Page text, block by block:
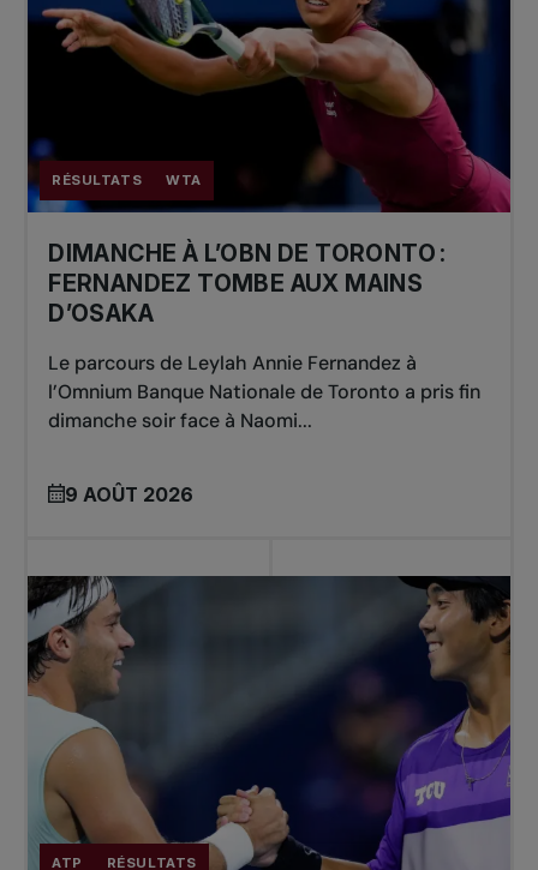
RÉSULTATS WTA
DIMANCHE À L’OBN DE TORONTO :
FERNANDEZ TOMBE AUX MAINS
D’OSAKA
Le parcours de Leylah Annie Fernandez à
l’Omnium Banque Nationale de Toronto a pris fin
dimanche soir face à Naomi...
9 AOÛT 2026
ATP RÉSULTATS